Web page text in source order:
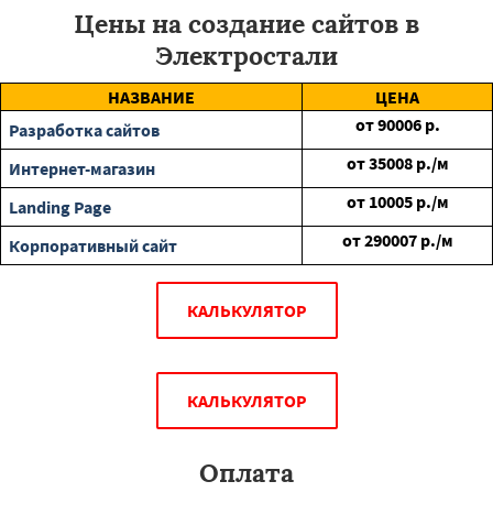
Цены на создание сайтов в
Электростали
НАЗВАНИЕ
ЦЕНА
Разработка сайтов
от90006 р.
Интернет-магазин
от35008 р./м
Landing Page
от 10005 р./м
Корпоративный сайт
от290007 р./м
КАЛЬКУЛЯТОР
КАЛЬКУЛЯТОР
Оплата